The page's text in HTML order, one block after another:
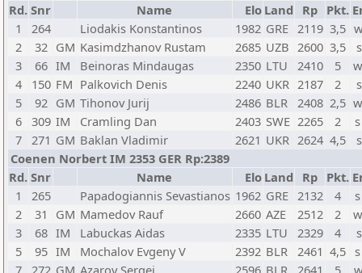
Rd. Snr Name Elo Land Rp Pkt.
1
264 Liodakis Konstantinos 1982 GRE 2119 3,5
2
32 GM Kasimdzhanov Rustam 2685 UZB 2600 3,5
3
66 IM Beinoras Mindaugas 2350 LTU 2410 5
4
150 FM Palkovich Denis 2240 UKR 2187 2
5
92 GM Tihonov Jurij 2486 BLR 2408 2,5
6 309 IM Cramling Dan 2403 SWE 2265 2
7 271 GM Baklan Vladimir 2621 UKR 2624 4,5
Coenen Norbert IM 2353 GER Rp:2389
Rd. Snr Name Elo Land Rp Pkt.
1
265 Papadogiannis Sevastianos 1962 GRE 2132 4
2
31 GM Mamedov Rauf 2660 AZE 2512 2
3
68 IM Labuckas Aidas 2335 LTU 2329 4
5
95 IM Mochalov Evgeny V 2392 BLR 2461 4,5
7 272 GM Azarov Sergei 2596 BLR 2641 5